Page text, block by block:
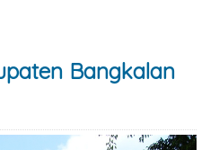
Bangkalan